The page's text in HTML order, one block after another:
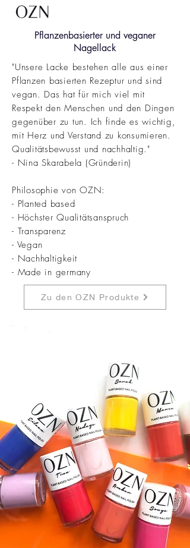
Pflanzenbasierter und veganer
Nagellack
"Unsere Lacke bestehen alle aus einer
Pflanzen basierten Rezeptur und sind
vegan. Das hat für mich viel mit
Respekt den Menschen und den Dingen
gegenüber zu tun. Ich finde es wichtig,
mit Herz und Verstand zu konsumieren.
Qualitätsbewusst und nachhaltig."
- Nina Skarabela (Gründerin)
Philosophie von OZN:
- Planted based
- Höchster Qualitätsanspruch
- Transparenz
- Vegan
- Nachhaltigkeit
- Made in germany
Zu den OZN Produkte